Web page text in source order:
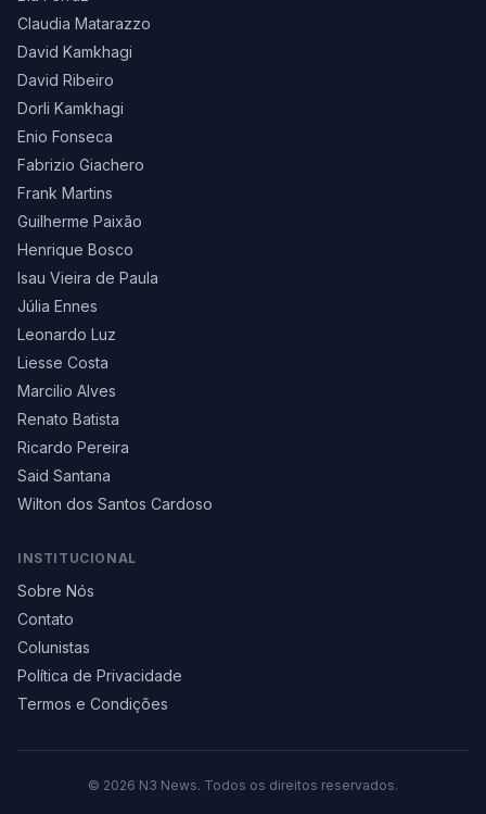
Claudia Matarazzo
David Kamkhagi
David Ribeiro
Dorli Kamkhagi
Enio Fonseca
Fabrizio Giachero
Frank Martins
Guilherme Paixão
Henrique Bosco
Isau Vieira de Paula
Júlia Ennes
Leonardo Luz
Liesse Costa
Marcilio Alves
Renato Batista
Ricardo Pereira
Said Santana
Wilton dos Santos Cardoso
INSTITUCIONAL
Sobre Nós
Contato
Colunistas
Política de Privacidade
Termos e Condições
© 2026 N3 News. Todos os direitos reservados.